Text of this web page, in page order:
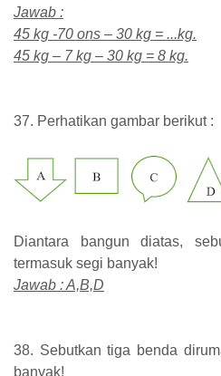
Jawab :
45 kg -70 ons – 30 kg = ...kg.
45 kg – 7 kg – 30 kg = 8 kg.
37. Perhatikan gambar berikut :
Diantara bangun diatas,
termasuk segi banyak!
Jawab : A,B,D
38. Sebutkan tiga benda
banyak!